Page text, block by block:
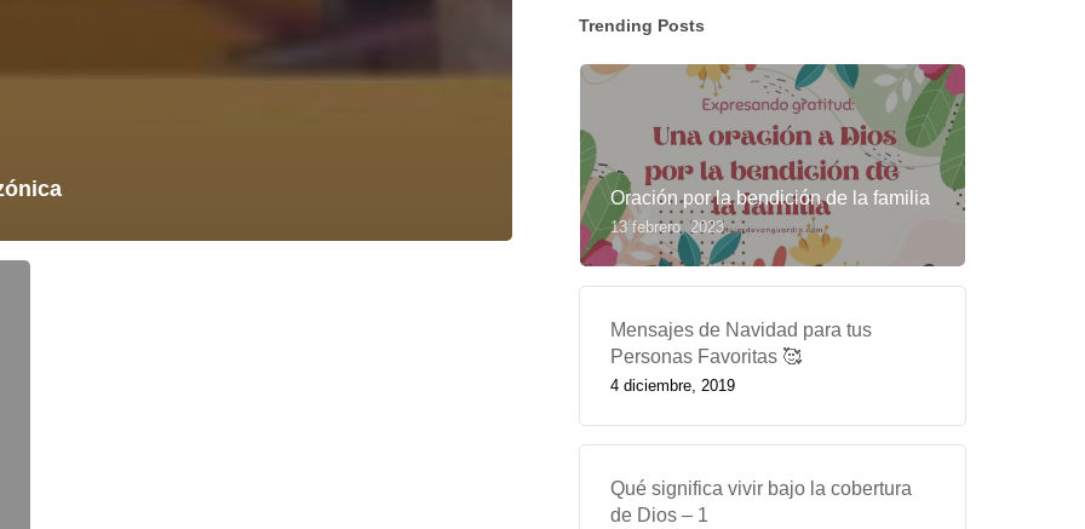
Trending Posts
Oración por la bendición de la familia
13 febrero, 2023
Mensajes de Navidad para tus
Personas Favoritas 🥰
4 diciembre, 2019
Qué significa vivir bajo la cobertura
de Dios – 1